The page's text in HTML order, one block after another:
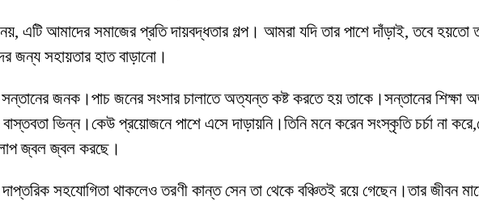
এটি আমাদের সমাজের প্রতি দায়বদ্ধতার গল্প। আমরা যদি তার পাশে দাঁড়াই, তবে
জন্য সহায়তার হাত বাড়ানো।
জনক।পাচ জনের সংসার চালাতে অত্যন্ত কষ্ট করতে হয় তাকে।সন্তানের শিক্ষা
ভিন্ন।কেউ প্রয়োজনে পাশে এসে দাড়ায়নি।তিনি মনে করেন সংস্কৃতি চর্চা না
জ্বল জ্বল করছে।
সহযোগিতা থাকলেও তরণী কান্ত সেন তা থেকে বঞ্চিতই রয়ে গেছেন।তার জীবন